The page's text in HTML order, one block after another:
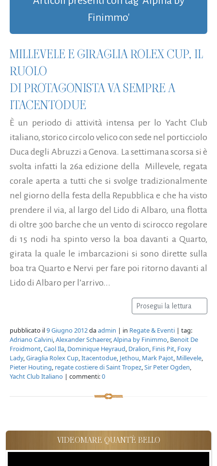
Finimmo'
MILLEVELE E GIRAGLIA ROLEX CUP, IL
RUOLO
DI PROTAGONISTA VA SEMPRE A
ITACENTODUE
È un periodo di attività intensa per lo Yacht Club
italiano, storico circolo velico con sede nel porticciolo
Duca degli Abruzzi a Genova. La settimana scorsa si è
svolta infatti la 26a edizione della Millevele, regata
corale aperta a tutti che si svolge tradizionalmente
nel giorno della festa della Repubblica e che ha visto
prendere il via, al largo del Lido di Albaro, una flotta
di oltre 300 barche che un vento di scirocco regolare
di 15 nodi ha spinto verso la boa davanti a Quarto,
girata la quale le imbarcazioni si sono dirette sulla
boa tra Quarto e Nervi per fare poi ritorno davanti al
Lido di Albaro per l’arrivo...
Prosegui la lettura
pubblicato il9 Giugno 2012daadmin | in Regate & Eventi | tag:
Adriano Calvini,Alexander Schaerer,Alpina by Finimmo, Benoit De
Froidmont,Caol Ila, Dominique Heyraud, Dralion, Finis Pit, Foxy
Lady,Giraglia Rolex Cup,Itacentodue, Jethou, Mark Pajot, Millevele,
Pieter Houting, regate costiere di Saint Tropez,Sir Peter Ogden,
Yacht Club Italiano | commenti:0
VIDEOMARE QUANT'È BELLO